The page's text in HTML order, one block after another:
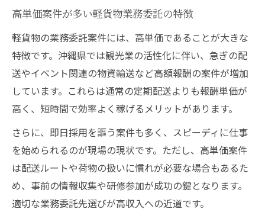
高単価案件が多い軽貨物業務委託の特徴
軽貨物の業務委託案件には、高単価であることが大きな
特徴です。沖縄県では観光業の活性化に伴い、急ぎの配
送やイベント関連の物資輸送など高額報酬の案件が増加
しています。これらは通常の定期配送よりも報酬単価が
高く、短時間で効率よく稼げるメリットがあります。
さらに、即日採用を謳う案件も多く、スピーディに仕事
を始められるのが現場の現状です。ただし、高単価案件
は配送ルートや荷物の扱いに慣れが必要な場合もあるた
め、事前の情報収集や研修参加が成功の鍵となります。
適切な業務委託先選びが高収入への近道です。